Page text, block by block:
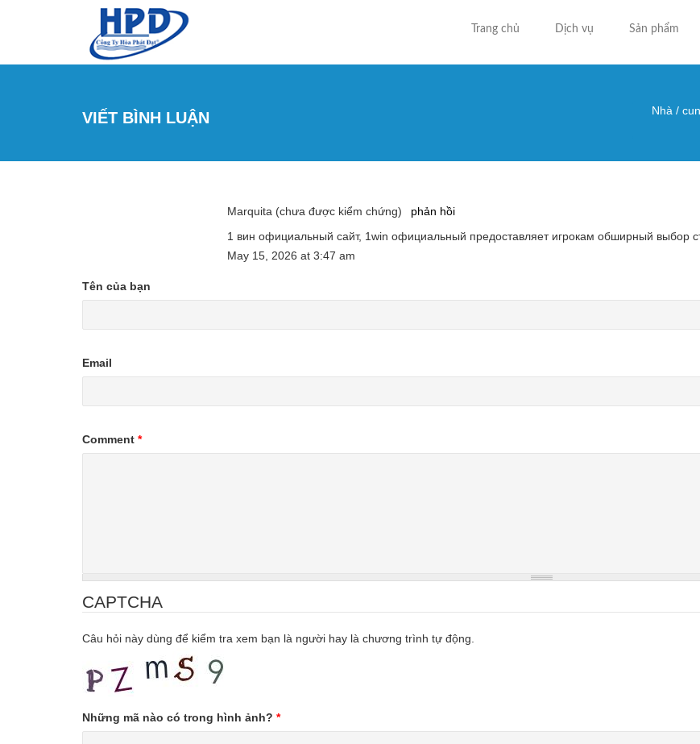
Trang chủ Dịch vụ Sản phẩm
VIẾT BÌNH LUẬN Bạn
Nhà /
Marquita (chưa được kiểm chứng)
phản hồi
1 вин официальный сайт, 1win официальный предоставляет игрокам обширный выбор
May 15, 2026 at 3:47 am
Tên của bạn
Email
Comment *
CAPTCHA
Câu hỏi này dùng để kiểm tra xem bạn là người hay là chương trình tự động.
Những mã nào có trong hình ảnh? *